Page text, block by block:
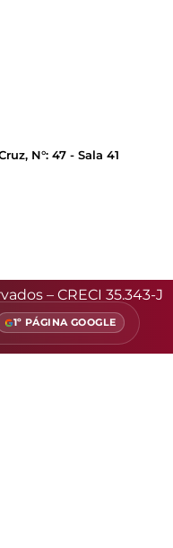
N°: 47 - Sala 41
– CRECI 35.343-J
1º PÁGINA GOOGLE